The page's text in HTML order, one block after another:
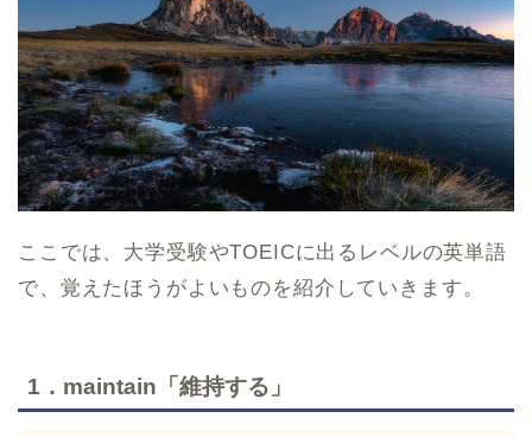
ここでは、大学受験やTOEICに出るレベルの英単語
で、覚えたほうがよいものを紹介していきます。
1．maintain「維持する」